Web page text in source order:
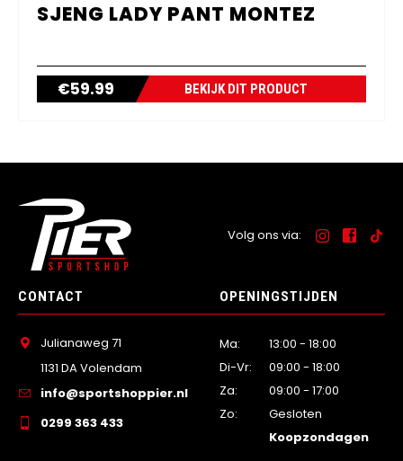
SJENG LADY PANT MONTEZ
€59.99 BEKIJK DIT PRODUCT
Volg ons via:
CONTACT
Julianaweg 71
1131 DA Volendam
info@sportshoppier.nl
0299 363 433
OPENINGSTIJDEN
Ma:
13:00 - 18:00
Di-Vr:
09:00 - 18:00
Za:
09:00 - 17:00
Zo:
Gesloten
Koopzondagen